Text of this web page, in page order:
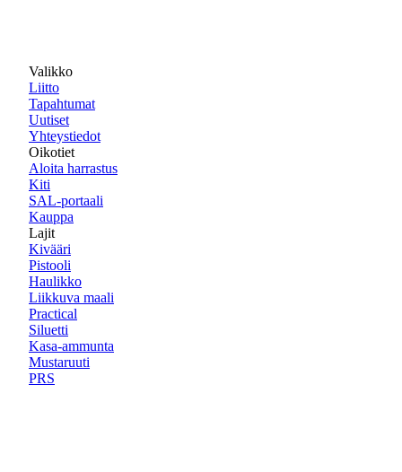
Valikko
Liitto
Tapahtumat
Uutiset
Yhteystiedot
Oikotiet
Aloita harrastus
Kiti
SAL-portaali
Kauppa
Lajit
Kivääri
Pistooli
Haulikko
Liikkuva maali
Practical
Siluetti
Kasa-ammunta
Mustaruuti
PRS